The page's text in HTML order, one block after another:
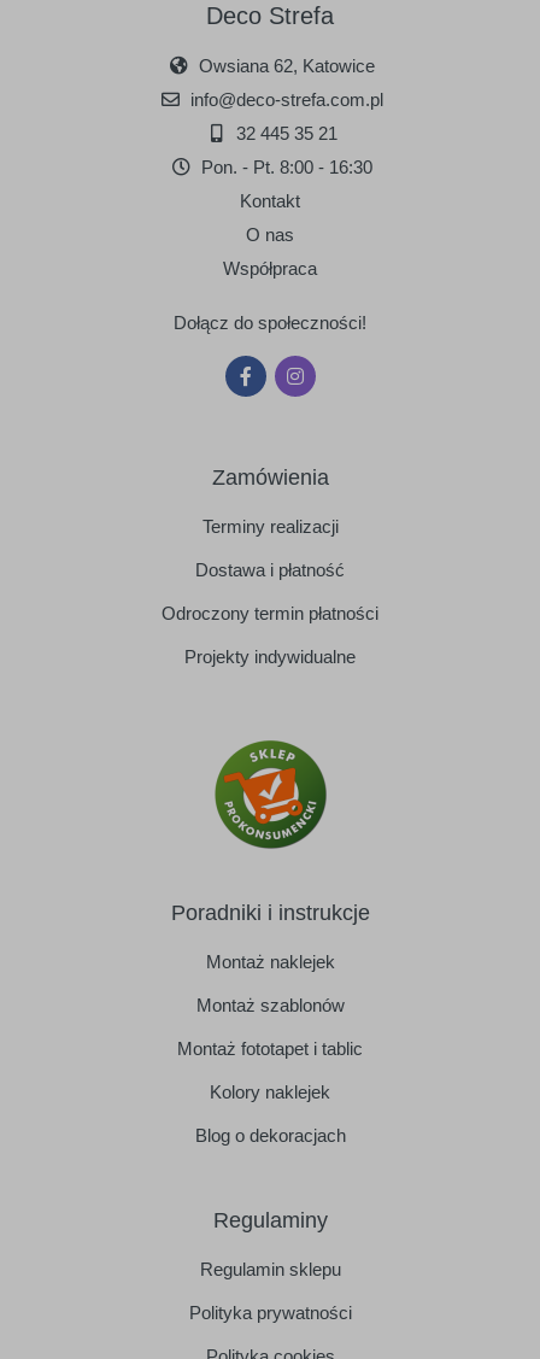
Deco Strefa
Owsiana 62, Katowice
info@deco-strefa.com.pl
32 445 35 21
Pon. - Pt. 8:00 - 16:30
Kontakt
O nas
Współpraca
Dołącz do społeczności!
Zamówienia
Terminy realizacji
Dostawa i płatność
Odroczony termin płatności
Projekty indywidualne
Poradniki i instrukcje
Montaż naklejek
Montaż szablonów
Montaż fototapet i tablic
Kolory naklejek
Blog o dekoracjach
Regulaminy
Regulamin sklepu
Polityka prywatności